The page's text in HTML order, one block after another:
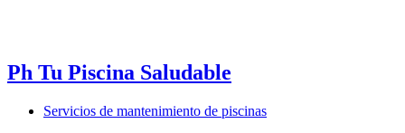
Ph Tu Piscina Saludable
Servicios de mantenimiento de piscinas